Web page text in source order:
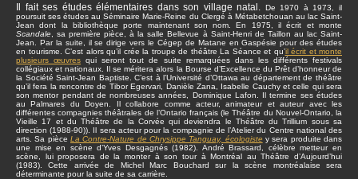
Il fait ses études élémentaires dans son village natal.
De 1970 à 1973, il
poursuit ses études au Séminaire Marie-Reine du Clergé à Métabetchouan au lac Saint-
Jean dont la bibliothèque porte maintenant son nom. En 1975, il écrit et monte
Scandale , sa première pièce, à la salle Bellevue à Saint-Henri de Taillon au lac Saint-
Jean. Par la suite, il se dirige vers le Cégep de Matane en Gaspésie pour des études
en tourisme. C’est alors qu’il crée la troupe de théâtre La Séance et qu’il écrit et monte
plusieurs œuvres qui seront tout de suite remarquées dans les différents festivals
collégiaux et nationaux. Il se méritera alors la Bourse d’Excellence du Prêt d’honneur de
la Société Saint-Jean Baptiste. C’est à l’Université d’Ottawa au département de théâtre
qu’il fera la rencontre de Tibor Egervari, Danièle Zana, Isabelle Cauchy et celle qui sera
son mentor pendant de nombreuses années, Dominique Lafon. Il termine ses études
au Palmares du Doyen. Il collabore comme acteur, animateur et auteur avec les
différentes compagnies théâtrales de l’Ontario français (le Théâtre du Nouvel-Ontario, la
Vieille 17 et du Théâtre de la Corvée qui deviendra le Théâtre du Trillium sous sa
direction (1988-90)). Il sera acteur pour la compagnie de l’Atelier du Centre national des
arts. Sa pièce La Contre-Nature de Chrysippe Tanguay, écologiste y sera produite dans
une mise en scène d’Yves Desgagnés (1982). André Brassard, célèbre metteur en
scène, lui proposera de la monter à son tour à Montréal au Théâtre d’Aujourd’hui
(1983). Cette arrivée de Michel Marc Bouchard sur la scène montréalaise sera
déterminante pour la suite de sa carrière.